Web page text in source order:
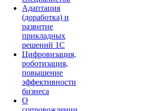
Адаптация
(доработка) и
развитие
прикладных
решений 1С
Цифровизация,
роботизация,
повышение
эффективности
бизнеса
О